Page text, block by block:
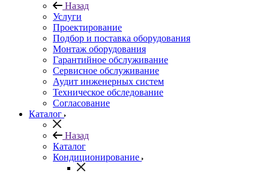
Назад
Услуги
Проектирование
Подбор и поставка оборудования
Монтаж оборудования
Гарантийное обслуживание
Сервисное обслуживание
Аудит инженерных систем
Техническое обследование
Согласование
Каталог
Назад
Каталог
Кондиционирование